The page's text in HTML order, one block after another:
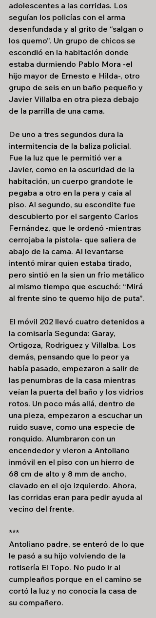
adolescentes a las corridas. Los
seguían los policías con el arma
desenfundada y al grito de “salgan o
los quemo”. Un grupo de chicos se
escondió en la habitación donde
estaba durmiendo Pablo Mora -el
hijo mayor de Ernesto e Hilda-, otro
grupo de seis en un baño pequeño y
Javier Villalba en otra pieza debajo
de la parrilla de una cama.
De uno a tres segundos dura la
intermitencia de la baliza policial.
Fue la luz que le permitió ver a
Javier, como en la oscuridad de la
habitación, un cuerpo grandote le
pegaba a otro en la pera y caía al
piso. Al segundo, su escondite fue
descubierto por el sargento Carlos
Fernández, que le ordenó -mientras
cerrojaba la pistola- que saliera de
abajo de la cama. Al levantarse
intentó mirar quien estaba tirado,
pero sintió en la sien un frío metálico
al mismo tiempo que escuchó: “Mirá
al frente sino te quemo hijo de puta”.
El móvil 202 llevó cuatro detenidos a
la comisaría Segunda: Garay,
Ortigoza, Rodriguez y Villalba. Los
demás, pensando que lo peor ya
había pasado, empezaron a salir de
las penumbras de la casa mientras
veían la puerta del baño y los vidrios
rotos. Un poco más allá, dentro de
una pieza, empezaron a escuchar un
ruido suave, como una especie de
ronquido. Alumbraron con un
encendedor y vieron a Antoliano
inmóvil en el piso con un hierro de
68 cm de alto y 8 mm de ancho,
clavado en el ojo izquierdo. Ahora,
las corridas eran para pedir ayuda al
vecino del frente.
***
Antoliano padre, se enteró de lo que
le pasó a su hijo volviendo de la
rotisería El Topo. No pudo ir al
cumpleaños porque en el camino se
cortó la luz y no conocía la casa de
su compañero.